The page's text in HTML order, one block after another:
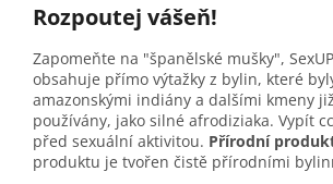
Rozpoutej vášeň!
Zapomeňte na "španělské mušky",
obsahuje přímo výtažky z bylin, které
amazonskými indiány a dalšími kmeny
používány, jako silné afrodiziaka. Vypít
před sexuální aktivitou. Přírodní
produktu je tvořen čistě přírodními